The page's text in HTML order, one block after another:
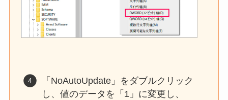
「NoAutoUpdate」をダブルクリック
し、値のデータを「1」に変更し、